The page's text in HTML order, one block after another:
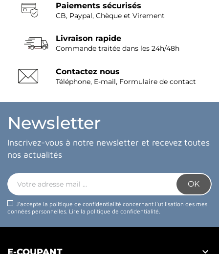
Paiements sécurisés
CB, Paypal, Chèque et Virement
Livraison rapide
Commande traitée dans les 24h/48h
Contactez nous
Téléphone, E-mail, Formulaire de contact
Newsletter
Inscrivez-vous à notre newsletter et recevez toutes
nos actualités
J'accepte la politique de confidentialité concernant l'utilisation des mes
données personnelles. Lire la politique de confidentialité.